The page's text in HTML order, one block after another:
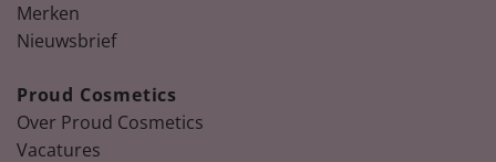
Merken
Nieuwsbrief
Proud Cosmetics
Over Proud Cosmetics
Vacatures